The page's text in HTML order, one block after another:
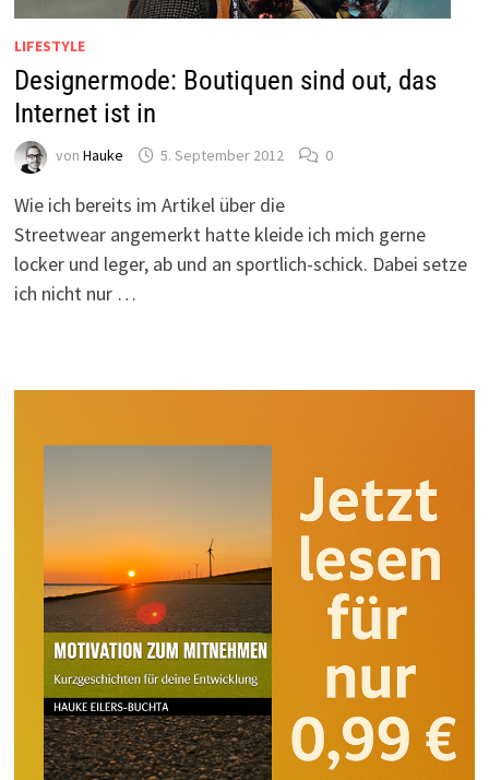
LIFESTYLE
Designermode: Boutiquen sind out, das
Internet ist in
von Hauke 5. September 2012 0
Wie ich bereits im Artikel über die
Streetwear angemerkt hatte kleide ich mich gerne
locker und leger, ab und an sportlich-schick. Dabei setze
ich nicht nur …